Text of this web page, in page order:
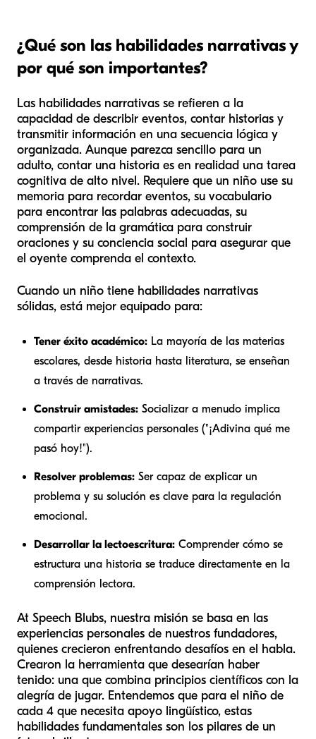
¿Qué son las habilidades narrativas y
por qué son importantes?
Las habilidades narrativas se refieren a la
capacidad de describir eventos, contar historias y
transmitir información en una secuencia lógica y
organizada. Aunque parezca sencillo para un
adulto, contar una historia es en realidad una tarea
cognitiva de alto nivel. Requiere que un niño use su
memoria para recordar eventos, su vocabulario
para encontrar las palabras adecuadas, su
comprensión de la gramática para construir
oraciones y su conciencia social para asegurar que
el oyente comprenda el contexto.
Cuando un niño tiene habilidades narrativas
sólidas, está mejor equipado para:
Tener éxito académico: La mayoría de las materias
escolares, desde historia hasta literatura, se enseñan
a través de narrativas.
Construir amistades: Socializar a menudo implica
compartir experiencias personales ("¡Adivina qué me
pasó hoy!").
Resolver problemas: Ser capaz de explicar un
problema y su solución es clave para la regulación
emocional.
Desarrollar la lectoescritura: Comprender cómo se
estructura una historia se traduce directamente en la
comprensión lectora.
At Speech Blubs, nuestra misión se basa en las
experiencias personales de nuestros fundadores,
quienes crecieron enfrentando desafíos en el habla.
Crearon la herramienta que desearían haber
tenido: una que combina principios científicos con la
alegría de jugar. Entendemos que para el niño de
cada 4 que necesita apoyo lingüístico, estas
habilidades fundamentales son los pilares de un